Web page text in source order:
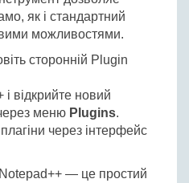
як і стандартний
можливостями.
сторонній Plugin
і відкрийте новий
меню Plugins.
плагіни через інтерфейс
Notepad++ — це простий